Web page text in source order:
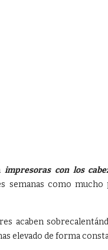
impresoras con los
como mucho
acaben
elevado de forma